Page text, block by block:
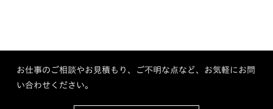
お仕事のご相談やお見積もり、ご不明な点など、お気軽にお問
い合わせください。